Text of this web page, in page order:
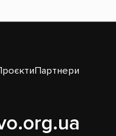
Партнери